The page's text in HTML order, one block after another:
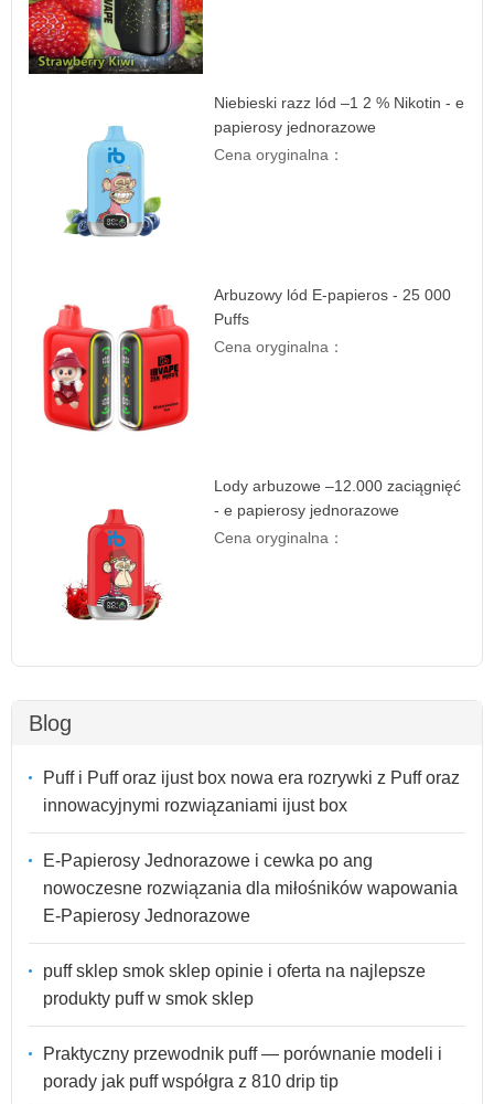
Niebieski razz lód –1 2 % Nikotin - e
papierosy jednorazowe
Cena oryginalna：
Arbuzowy lód E-papieros - 25 000
Puffs
Cena oryginalna：
Lody arbuzowe –12.000 zaciągnięć
- e papierosy jednorazowe
Cena oryginalna：
Blog
Puff i Puff oraz ijust box nowa era rozrywki z Puff oraz
innowacyjnymi rozwiązaniami ijust box
E-Papierosy Jednorazowe i cewka po ang
nowoczesne rozwiązania dla miłośników wapowania
E-Papierosy Jednorazowe
puff sklep smok sklep opinie i oferta na najlepsze
produkty puff w smok sklep
Praktyczny przewodnik puff — porównanie modeli i
porady jak puff współgra z 810 drip tip